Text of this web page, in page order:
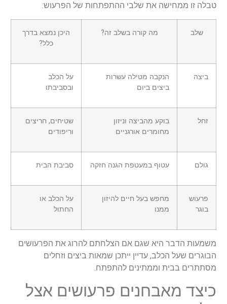
טבלה זו ממחישה את שלבי ההתפתחות של הפרעוש:
שלב מה קורה בשלב זה?
היכן נמצא בדרך
כלל?
ביצה
הנקבה מטילה עשרות
ביצים ביום
על הכלב
ובסביבתו
זחל
בוקע מהביצה וניזון
מחומרים אורגניים
שטיחים, חריצים
וריפודים
גולם עטוף במעטפת הגנה חזקה סביבת הבית
פרעוש
בוגר
מחפש בעל חיים להיזון
ממנו
על הכלב או
החתול
משמעות הדבר היא שגם אם הצלחתם להרוג את הפרעושים
הבוגרים שעל הכלב, עדיין ייתכן שמאות ביצים וזחלים
מסתתרים בבית וממתינים להתפתח.
כיצד מאבחנים פרעושים אצל